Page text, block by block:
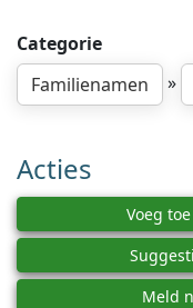
Categorie
Familienamen
»
Acties
Voeg
Meld